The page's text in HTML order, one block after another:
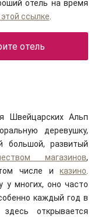
отель на время
ссылке
отель
Швейцарских Альп
деревушку,
большой, развитый
магазинов,
том числе иказино.
у многих, оно часто
каждый год в
открывается